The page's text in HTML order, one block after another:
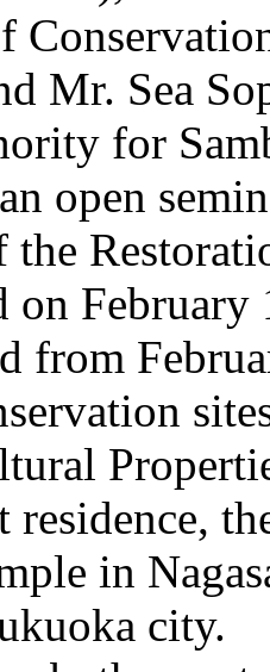
Mr. Sea
for
open
on
from
residence,
in
city.